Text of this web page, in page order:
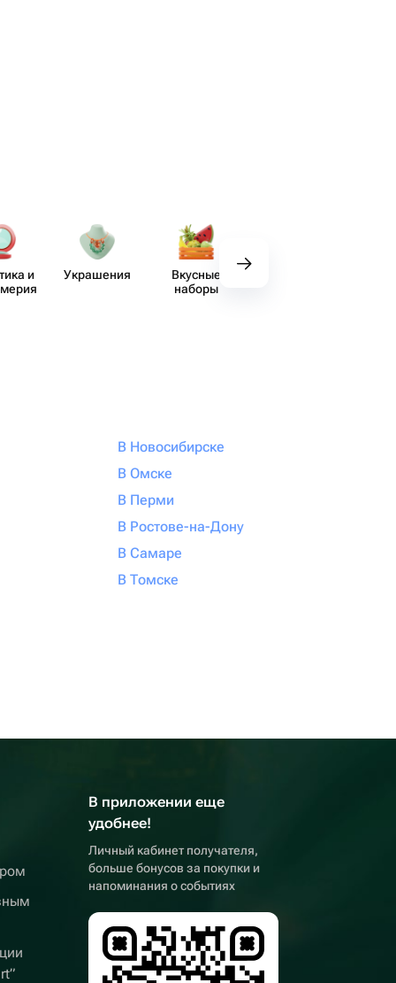
и
Украшения
Вкусные
наборы
В Новосибирске
В Омске
В Перми
В Ростове-на-Дону
В Самаре
В Томске
В приложении еще
удобнее!
Личный кабинет получателя,
больше бонусов за покупки и
напоминания о событиях